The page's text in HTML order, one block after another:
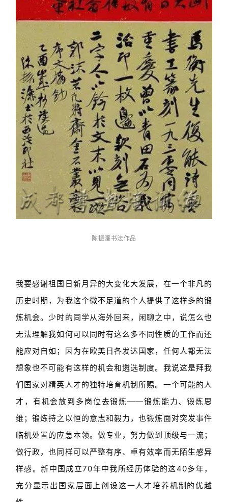
陈振濂书法作品
我要感谢祖国日新月异的大变化大发展，在一个非凡的
历史时期，为我这个微不足道的个人提供了这样多的锻
炼机会。少时的同学从海外回来，闲聊之中，说怎么也
无法理解我如何可以同时有这么多不同性质的工作而还
能应对自如；因为在欧美日各发达国家，任何人都无法
想象也不可能有这样的机会和遴选制度。我说这是拜我
们国家对精英人才的独特培育机制所赐。一个可能的人
才，有机会放到多岗位去锻炼——锻炼能力、锻炼思
维；锻炼持之以恒的意志和毅力，也锻炼面对突发事件
临机处置的应急本领。做专业，努力做到顶级与一流；
做行政，也同样可以严整有序、卓有效率而无陌生感异
样感。新中国成立70年中我所经历体验的这40多年，
充分显示出国家层面上创设这一人才培养机制的优越